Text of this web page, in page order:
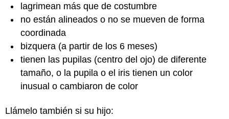
lagrimean más que de costumbre
no están alineados o no se mueven de forma
coordinada
bizquera (a partir de los 6 meses)
tienen las pupilas (centro del ojo) de diferente
tamaño, o la pupila o el iris tienen un color
inusual o cambiaron de color
Llámelo también si su hijo: